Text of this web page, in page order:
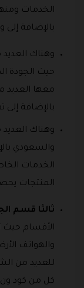
الخدمات
بالإضافة إلى
وهناك
حيث الجودة
معها العديد
بالإضافة إلى
وهناك العديد
والسعودي
الخدمات
المنتجات
ثالثا قسم
الأقسام حيث
والهواتف
للعديد من
كل من كود ون